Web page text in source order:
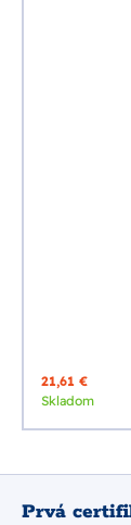
21,61 €
Skladom
Prvá